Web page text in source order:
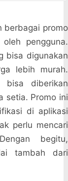
berbagai promo
pengguna.
bisa digunakan
lebih murah.
bisa diberikan
setia. Promo ini
di aplikasi
perlu mencari
begitu,
tambah dari